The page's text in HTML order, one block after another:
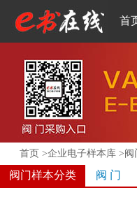
首
首页 >企业电子样本库 >阀
阀门样本分类 阀 门